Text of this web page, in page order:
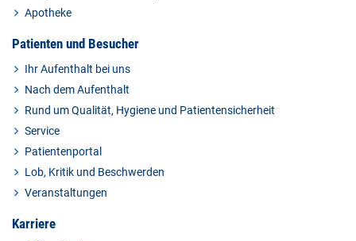
Apotheke
Patienten und Besucher
Ihr Aufenthalt bei uns
Nach dem Aufenthalt
Rund um Qualität, Hygiene und Patientensicherheit
Service
Patientenportal
Lob, Kritik und Beschwerden
Veranstaltungen
Karriere